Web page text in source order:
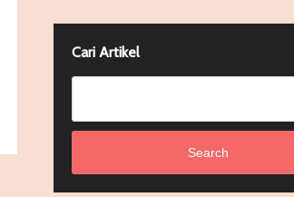
Cari Artikel
Search